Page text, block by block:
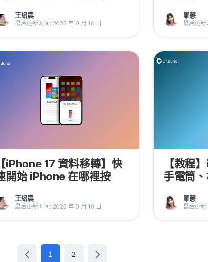
王紹農
最后更新时间: 2025 年 9 月 16 日
羅慧
最后更新
【iPhone 17 資料移轉】快
開始 iPhone 在哪裡按
王紹農
最后更新时间: 2025 年 9 月 10 日
【教程
手電筒
羅慧
最后更新
1 2